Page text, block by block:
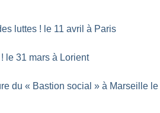
luttes ! le 11 avril à Paris
! le 31 mars à Lorient
du « Bastion social » à Marseille le